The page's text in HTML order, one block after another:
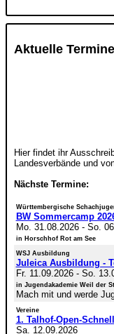
Aktuelle
Hier findet ihr
Landesverbände und
Nächste Termine:
Württembergische
BW Sommercamp
Mo. 31.08.2026- So.
in Horschhof Rot am See
WSJ Ausbildung
Juleica Ausbildung -
Fr. 11.09.2026- So.
in Jugendakademie Weil der
Mach mit und werde
Vereine
1. Talhof-Open-
Sa. 12.09.2026